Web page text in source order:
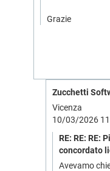
Grazie
Zucchetti
Vicenza
10/03/2026
RE: RE: RE:
concordato
Avevamo